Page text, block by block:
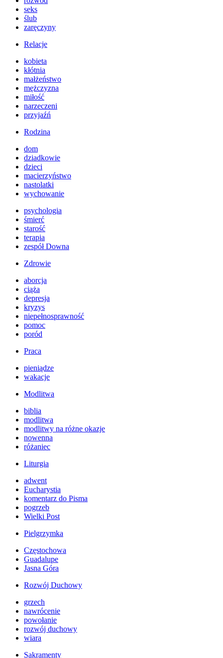
seks
ślub
zaręczyny
Relacje
kobieta
kłótnia
małżeństwo
mężczyzna
miłość
narzeczeni
przyjaźń
Rodzina
dom
dziadkowie
dzieci
macierzyństwo
nastolatki
wychowanie
psychologia
śmierć
starość
terapia
zespół Downa
Zdrowie
aborcja
ciąża
depresja
kryzys
niepełnosprawność
pomoc
poród
Praca
pieniądze
wakacje
Modlitwa
biblia
modlitwa
modlitwy na różne okazje
nowenna
różaniec
Liturgia
adwent
Eucharystia
komentarz do Pisma
pogrzeb
Wielki Post
Pielgrzymka
Częstochowa
Guadalupe
Jasna Góra
Rozwój Duchowy
grzech
nawrócenie
powołanie
rozwój duchowy
wiara
Sakramenty